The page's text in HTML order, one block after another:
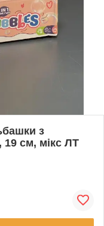
з
см, мікс ЛТ